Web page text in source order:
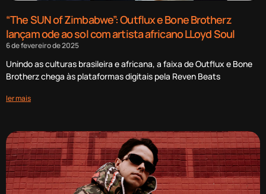
“The SUN of Zimbabwe”: Outflux e Bone Brotherz
lançam ode ao sol com artista africano LLoyd Soul
6 de fevereiro de 2025
Unindo as culturas brasileira e africana, a faixa de Outflux e Bone
Brotherz chega às plataformas digitais pela Reven Beats
ler mais